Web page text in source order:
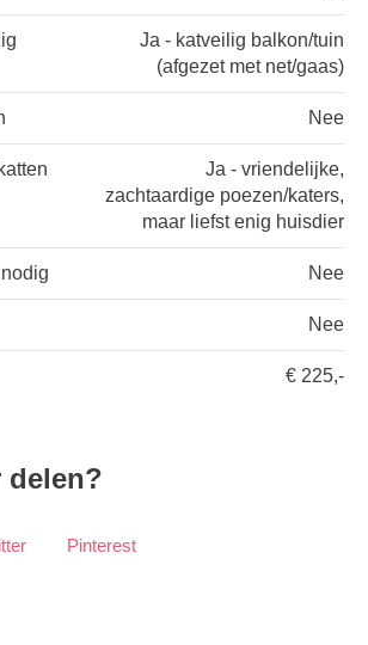
Ja - katveilig balkon/tuin
(afgezet met net/gaas)
Nee
Ja - vriendelijke,
zachtaardige poezen/katers,
maar liefst enig huisdier
Nee
Nee
€ 225,-
delen?
Pinterest